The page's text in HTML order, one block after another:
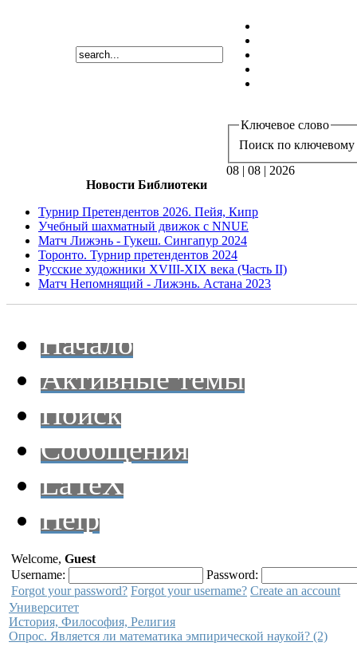
Ключевое слово
Поиск по ключевому
08 | 08 | 2026
Новости Библиотеки
Турнир Претендентов 2026. Пейя, Кипр
Учебный шахматный движок с NNUE
Матч Лижэнь - Гукеш. Сингапур 2024
Торонто. Турнир претендентов 2024
Русские художники XVIII-XIX века (Часть II)
Матч Непомнящий - Лижэнь. Астана 2023
Начало
Активные темы
Поиск
Сообщения
LaTeX
Help
Welcome, Guest
Username:
Password:
Forgot your password? Forgot your username? Create an account
Университет
История, Философия, Религия
Опрос. Является ли математика эмпирической наукой? (2)